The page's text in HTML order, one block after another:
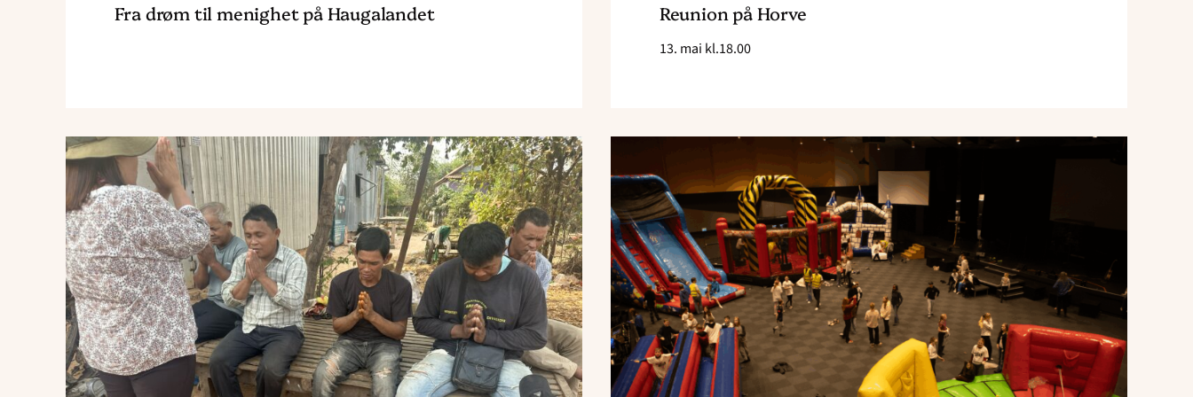
Fra drøm til menighet på Haugalandet Reunion på Horve
13. mai kl.18.00
Read
article
"Guds
rike
ER
kommet
nær"
Read
article
"Impuls
10:13
2026"